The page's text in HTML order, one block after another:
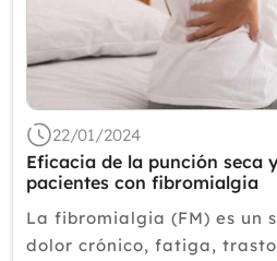
22/01/2024
Eficacia de la punción seca
pacientes con fibromialgia
La fibromialgia (FM) es un
dolor crónico, fatiga,